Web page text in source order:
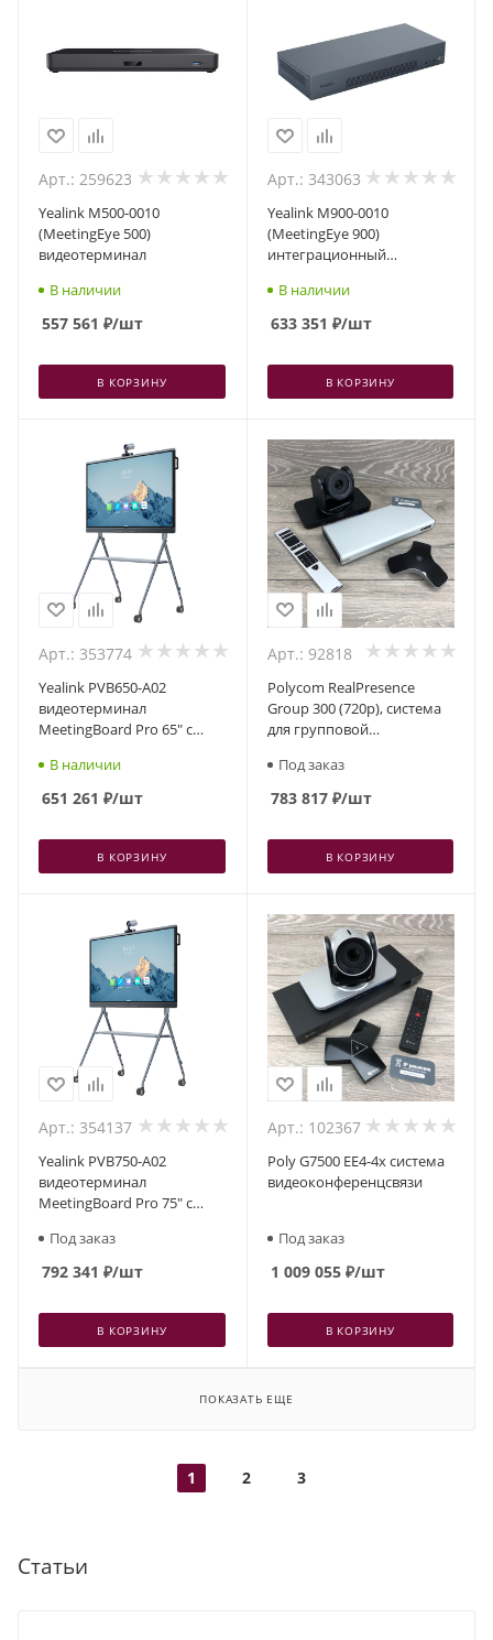
Арт.: 259623
Yealink M500-0010
(MeetingEye 500)
видеотерминал
В наличии
557 561 ₽/шт
В КОРЗИНУ
Арт.: 343063
Yealink M900-0010
(MeetingEye 900)
интеграционный
В наличии
633 351 ₽/шт
В КОРЗИНУ
Арт.: 353774
Yealink PVB650-A02
видеотерминал
MeetingBoard Pro 65" с
аудиосистемой, 4 стилуса
В наличии
651 261 ₽/шт
В КОРЗИНУ
Арт.: 92818
Polycom RealPresence
Group 300 (720p), система
для групповой
Под заказ
783 817₽/шт
В КОРЗИНУ
Арт.: 354137
Yealink PVB750-A02
видеотерминал
MeetingBoard Pro 75" с
аудиосистемой, 4 стилуса
Под заказ
792 341 ₽/шт
В КОРЗИНУ
Арт.: 102367
Poly G7500 EE4-4x cистема
видеоконференцсвязи
Под заказ
1 009 055₽/шт
В КОРЗИНУ
ПОКАЗАТЬ ЕЩЕ
1 2 3
Статьи